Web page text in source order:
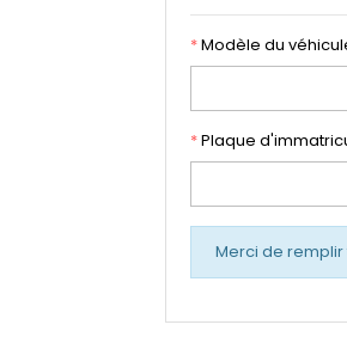
*Modèle du
*Plaque
Merci de